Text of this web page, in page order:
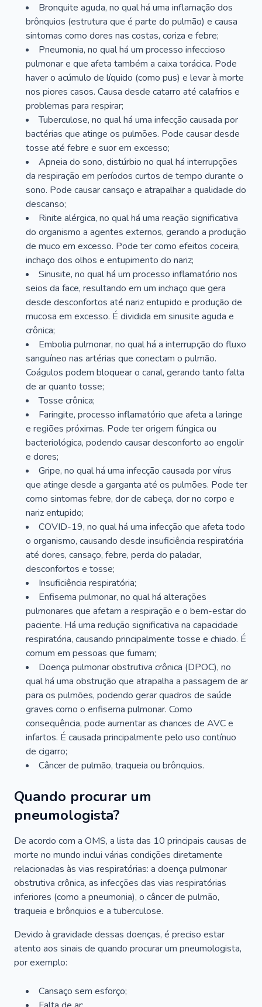
Bronquite aguda, no qual há uma inflamação dos
brônquios (estrutura que é parte do pulmão) e causa
sintomas como dores nas costas, coriza e febre;
Pneumonia, no qual há um processo infeccioso
pulmonar e que afeta também a caixa torácica. Pode
haver o acúmulo de líquido (como pus) e levar à morte
nos piores casos. Causa desde catarro até calafrios e
problemas para respirar;
Tuberculose, no qual há uma infecção causada por
bactérias que atinge os pulmões. Pode causar desde
tosse até febre e suor em excesso;
Apneia do sono, distúrbio no qual há interrupções
da respiração em períodos curtos de tempo durante o
sono. Pode causar cansaço e atrapalhar a qualidade do
descanso;
Rinite alérgica, no qual há uma reação significativa
do organismo a agentes externos, gerando a produção
de muco em excesso. Pode ter como efeitos coceira,
inchaço dos olhos e entupimento do nariz;
Sinusite, no qual há um processo inflamatório nos
seios da face, resultando em um inchaço que gera
desde desconfortos até nariz entupido e produção de
mucosa em excesso. É dividida em sinusite aguda e
crônica;
Embolia pulmonar, no qual há a interrupção do fluxo
sanguíneo nas artérias que conectam o pulmão.
Coágulos podem bloquear o canal, gerando tanto falta
de ar quanto tosse;
Tosse crônica;
Faringite, processo inflamatório que afeta a laringe
e regiões próximas. Pode ter origem fúngica ou
bacteriológica, podendo causar desconforto ao engolir
e dores;
Gripe, no qual há uma infecção causada por vírus
que atinge desde a garganta até os pulmões. Pode ter
como sintomas febre, dor de cabeça, dor no corpo e
nariz entupido;
COVID-19, no qual há uma infecção que afeta todo
o organismo, causando desde insuficiência respiratória
até dores, cansaço, febre, perda do paladar,
desconfortos e tosse;
Insuficiência respiratória;
Enfisema pulmonar, no qual há alterações
pulmonares que afetam a respiração e o bem-estar do
paciente. Há uma redução significativa na capacidade
respiratória, causando principalmente tosse e chiado. É
comum em pessoas que fumam;
Doença pulmonar obstrutiva crônica (DPOC), no
qual há uma obstrução que atrapalha a passagem de ar
para os pulmões, podendo gerar quadros de saúde
graves como o enfisema pulmonar. Como
consequência, pode aumentar as chances de AVC e
infartos. É causada principalmente pelo uso contínuo
de cigarro;
Câncer de pulmão, traqueia ou brônquios.
Quando procurar um
pneumologista?
De acordo com a OMS, a lista das 10 principais causas de
morte no mundo inclui várias condições diretamente
relacionadas às vias respiratórias: a doença pulmonar
obstrutiva crônica, as infecções das vias respiratórias
inferiores (como a pneumonia), o câncer de pulmão,
traqueia e brônquios e a tuberculose.
Devido à gravidade dessas doenças, é preciso estar
atento aos sinais de quando procurar um pneumologista,
por exemplo:
Cansaço sem esforço;